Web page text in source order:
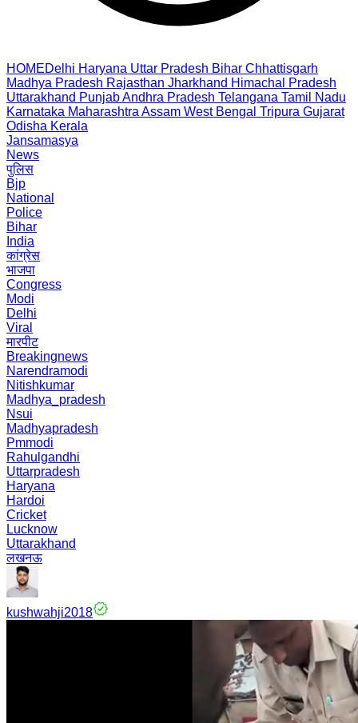
HOMEDelhi Haryana Uttar Pradesh Bihar Chhattisgarh
Madhya Pradesh Rajasthan Jharkhand Himachal Pradesh
Uttarakhand PunjabAndhra Pradesh Telangana Tamil Nadu
Karnataka Maharashtra Assam West Bengal Tripura Gujarat
Odisha Kerala
Jansamasya
News
पुलिस
Bjp
National
Police
Bihar
India
कांग्रेस
भाजपा
Congress
Modi
Delhi
Viral
मारपीट
Breakingnews
Narendramodi
Nitishkumar
Madhya_pradesh
Nsui
Madhyapradesh
Pmmodi
Rahulgandhi
Uttarpradesh
Haryana
Hardoi
Cricket
Lucknow
Uttarakhand
लखनऊ
kushwahji2018